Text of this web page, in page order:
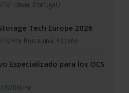
/Lisboa (Portugal)
Tech Europe 2026
/Fira Barcelona, España
Especializado para los OCS
/Online